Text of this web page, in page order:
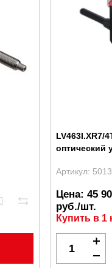
LV463I.XR7/
оптический
Артикул:
Цена: 45
руб./шт.
Купить в 1